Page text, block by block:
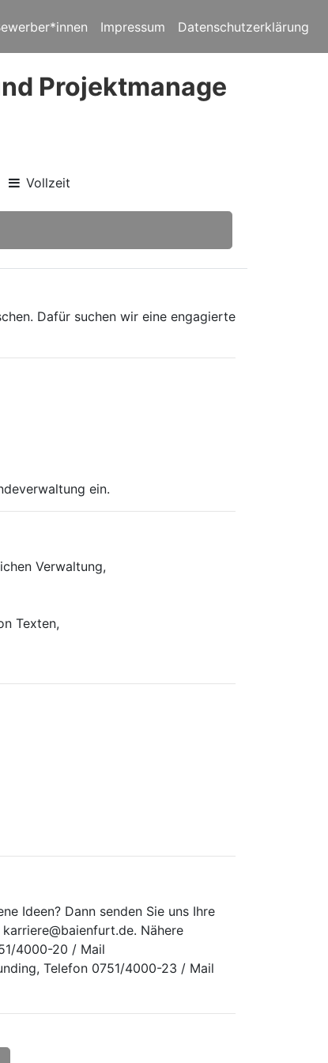
Impressum Datenschutzerklärung
Projektmanage
Vollzeit
Dafür suchen wir eine engagierte
ein.
Verwaltung,
Texten,
Ideen? Dann senden Sie uns Ihre
Nähere
4000-20 / Mail
Telefon 0751/4000-23 / Mail